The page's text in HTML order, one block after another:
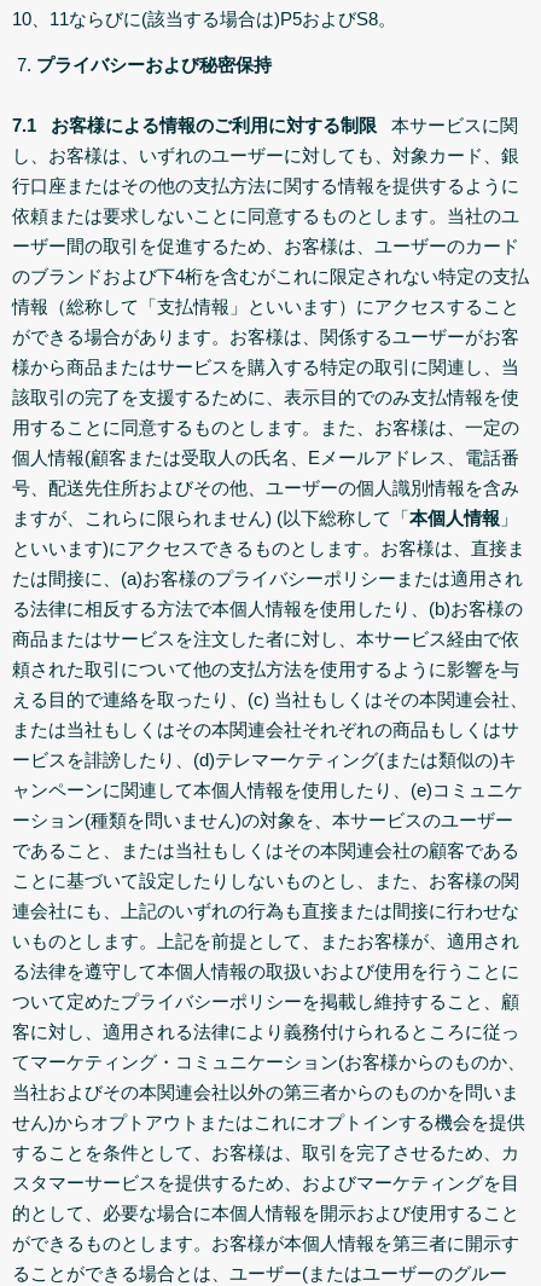
10、11ならびに(該当する場合は)P5およびS8。
プライバシーおよび秘密保持
7.1 お客様による情報のご利用に対する制限 本サービスに関
し、お客様は、いずれのユーザーに対しても、対象カード、銀
行口座またはその他の支払方法に関する情報を提供するように
依頼または要求しないことに同意するものとします。当社のユ
ーザー間の取引を促進するため、お客様は、ユーザーのカード
のブランドおよび下4桁を含むがこれに限定されない特定の支払
情報（総称して「支払情報」といいます）にアクセスすること
ができる場合があります。お客様は、関係するユーザーがお客
様から商品またはサービスを購入する特定の取引に関連し、当
該取引の完了を支援するために、表示目的でのみ支払情報を使
用することに同意するものとします。また、お客様は、一定の
個人情報(顧客または受取人の氏名、Eメールアドレス、電話番
号、配送先住所およびその他、ユーザーの個人識別情報を含み
ますが、これらに限られません) (以下総称して「本個人情報 」
といいます)にアクセスできるものとします。お客様は、直接ま
たは間接に、(a)お客様のプライバシーポリシーまたは適用され
る法律に相反する方法で本個人情報を使用したり、(b)お客様の
商品またはサービスを注文した者に対し、本サービス経由で依
頼された取引について他の支払方法を使用するように影響を与
える目的で連絡を取ったり、(c) 当社もしくはその本関連会社、
または当社もしくはその本関連会社それぞれの商品もしくはサ
ービスを誹謗したり、(d)テレマーケティング(または類似の)キ
ャンペーンに関連して本個人情報を使用したり、(e)コミュニケ
ーション(種類を問いません)の対象を、本サービスのユーザー
であること、または当社もしくはその本関連会社の顧客である
ことに基づいて設定したりしないものとし、また、お客様の関
連会社にも、上記のいずれの行為も直接または間接に行わせな
いものとします。上記を前提として、またお客様が、適用され
る法律を遵守して本個人情報の取扱いおよび使用を行うことに
ついて定めたプライバシーポリシーを掲載し維持すること、顧
客に対し、適用される法律により義務付けられるところに従っ
てマーケティング・コミュニケーション(お客様からのものか、
当社およびその本関連会社以外の第三者からのものかを問いま
せん)からオプトアウトまたはこれにオプトインする機会を提供
することを条件として、お客様は、取引を完了させるため、カ
スタマーサービスを提供するため、およびマーケティングを目
的として、必要な場合に本個人情報を開示および使用すること
ができるものとします。お客様が本個人情報を第三者に開示す
ることができる場合とは、ユーザー(またはユーザーのグルー